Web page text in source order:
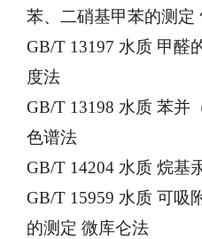
苯、二硝基甲苯的测定
GB/T 13197 水质 甲醛
度法
GB/T 13198 水质 苯并
色谱法
GB/T 14204 水质 烷基
GB/T 15959 水质 可吸
的测定 微库仑法